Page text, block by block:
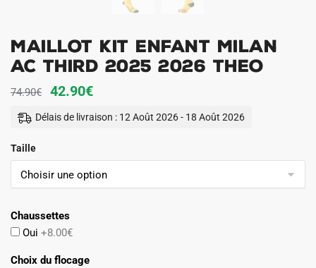
Maillot Kit Enfant Milan
AC Third 2025 2026 Theo
74.90€
Le
prix
74.90€.
42.90€Le
prix
42.90€.
Délais de livraison : 12 Août 2026 - 18 Août 2026
Taille
Chaussettes
Oui +8.00€
Choix du flocage